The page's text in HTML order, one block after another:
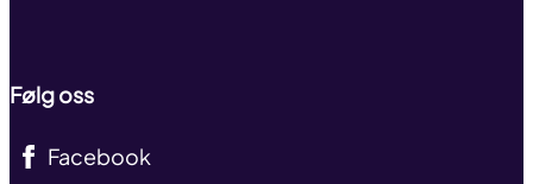
Følg oss
Facebook